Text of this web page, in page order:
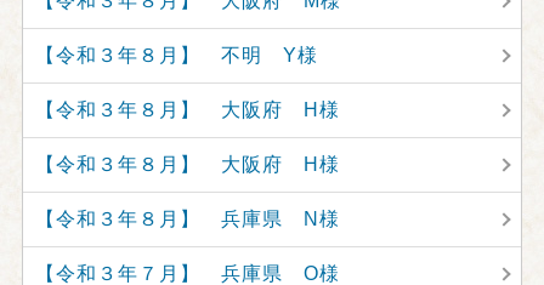
【令和３年８月】 不明 Y様
【令和３年８月】 大阪府 H様
【令和３年８月】 大阪府 H様
【令和３年８月】 兵庫県 N様
【令和３年７月】 兵庫県 O様